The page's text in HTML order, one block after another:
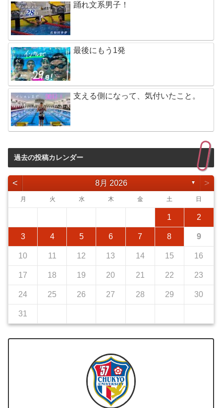
踊れ文系男子！
最後にもう1発
支える側になって、気付いたこと。
過去の投稿カレンダー
< 8月 2026 ▼ >
月 火 水 木 金 土 日
1 2
3 4 5 6 7 8 9
10 11 12 13 14 15 16
17 18 19 20 21 22 23
24 25 26 27 28 29 30
31